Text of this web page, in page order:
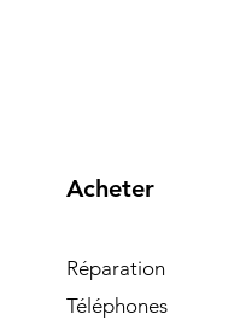
Acheter
Réparation
Téléphones